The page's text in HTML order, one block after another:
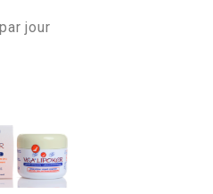
jour